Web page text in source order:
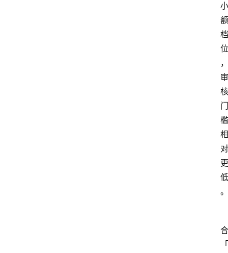
小
额
档
位
，
审
核
门
槛
相
对
更
低
。
合
「